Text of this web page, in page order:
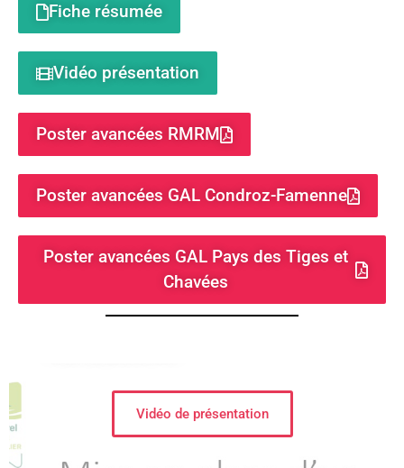
Fiche résumée
Vidéo présentation
Poster avancées RMRM
Poster avancées GAL Condroz-Famenne
Poster avancées GAL Pays des Tiges et
Chavées